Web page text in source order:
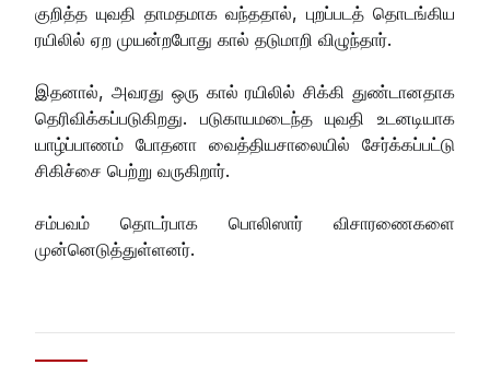
குறித்த யுவதி தாமதமாக வந்ததால், புறப்படத் தொடங்கிய
ரயிலில் ஏற முயன்றபோது கால் தடுமாறி விழுந்தார்.
இதனால், அவரது ஒரு கால் ரயிலில் சிக்கி துண்டானதாக
தெரிவிக்கப்படுகிறது. படுகாயமடைந்த யுவதி உடனடியாக
யாழ்ப்பாணம் போதனா வைத்தியசாலையில் சேர்க்கப்பட்டு
சிகிச்சை பெற்று வருகிறார்.
சம்பவம் தொடர்பாக பொலிஸார் விசாரணைகளை
முன்னெடுத்துள்ளனர்.